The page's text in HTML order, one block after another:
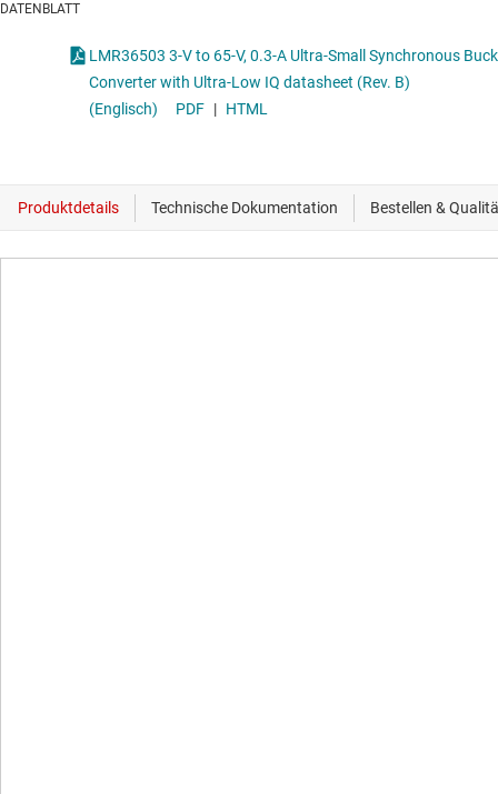
DATENBLATT
LMR36503 3-V to 65-V, 0.3-A Ultra-Small Synchronous Buck
Converter with Ultra-Low IQ datasheet (Rev. B)
(Englisch)
PDF | HTML